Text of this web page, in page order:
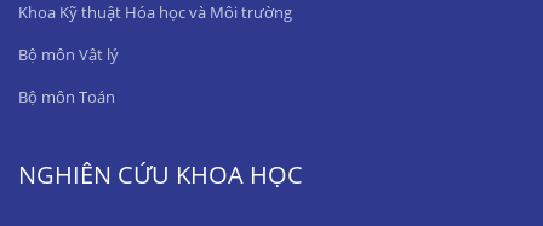
Khoa Kỹ thuật Hóa học và Môi trường
Bộ môn Vật lý
Bộ môn Toán
NGHIÊN CỨU KHOA HỌC